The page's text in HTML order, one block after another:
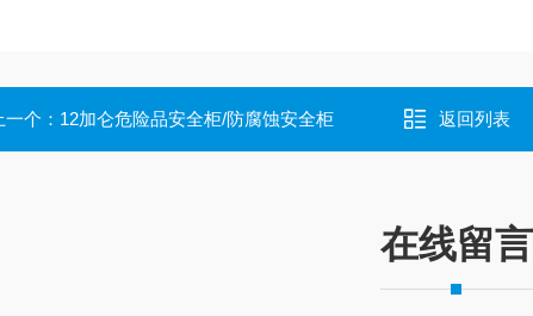
一个： 12加仑危险品安全柜/防腐蚀安全柜 返回列表
在线留言